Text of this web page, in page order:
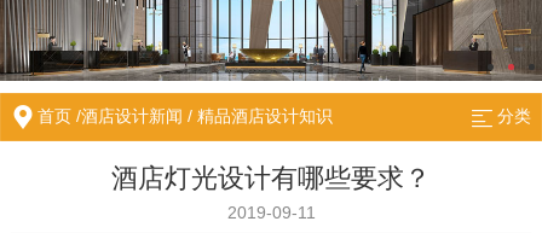
首页 /酒店设计新闻 /精品酒店设计知识 分类
酒店灯光设计有哪些要求？
2019-09-11